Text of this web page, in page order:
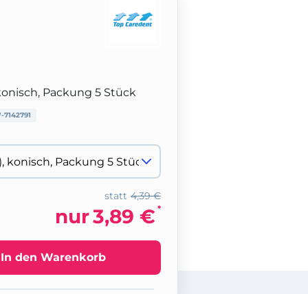
Packung 5 Stück
7142791
4,39 €
statt
nur3,89 € *
In den Warenkorb